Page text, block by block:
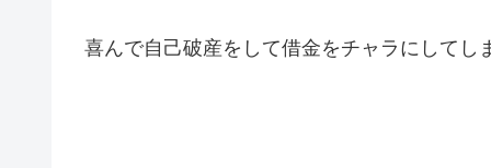
喜んで自己破産をして借金をチャラにしてし